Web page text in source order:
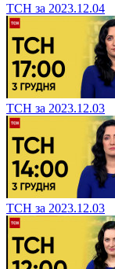
ТСН за 2023.12.04
ТСН за 2023.12.03
ТСН за 2023.12.03